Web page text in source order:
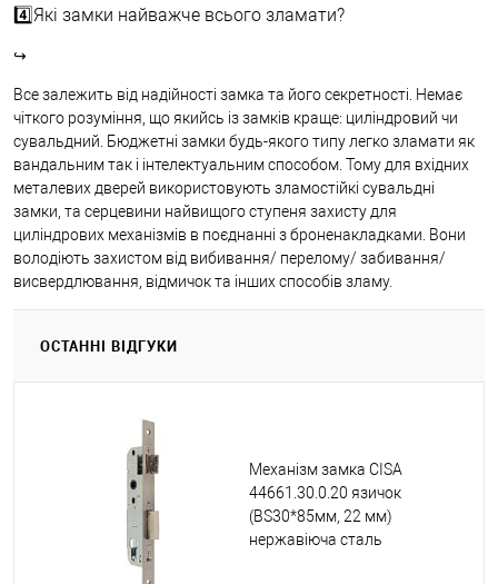
4️⃣Які замки найважче всього зламати?
↪
Все залежить від надійності замка та його секретності. Немає
чіткого розуміння, що якийсь із замків краще: циліндровий чи
сувальдний. Бюджетні замки будь-якого типу легко зламати як
вандальним так і інтелектуальним способом. Тому для вхідних
металевих дверей використовують зламостійкі сувальдні
замки, та серцевини найвищого ступеня захисту для
циліндрових механізмів в поєднанні з броненакладками. Вони
володіють захистом від вибивання/ перелому/ забивання/
висвердлювання, відмичок та інших способів зламу.
ОСТАННІ ВІДГУКИ
Механізм замка CISA
44661.30.0.20 язичок
(BS30*85мм, 22 мм)
нержавіюча сталь